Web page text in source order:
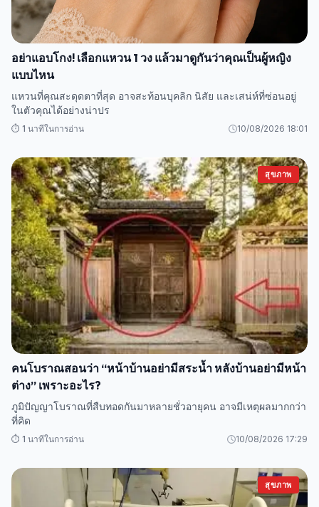
อย่าแอบโกง! เลือกแหวน 1 วง แล้วมาดูกันว่าคุณเป็นผู้หญิง
แบบไหน
แหวนที่คุณสะดุดตาที่สุด อาจสะท้อนบุคลิก นิสัย และเสน่ห์ที่ซ่อนอยู่
ในตัวคุณได้อย่างน่าปร
⏱️ 1 นาทีในการอ่าน 10/08/2026 18:01
สุขภาพ
คนโบราณสอนว่า “หน้าบ้านอย่ามีสระน้ำ หลังบ้านอย่ามีหน้า
ต่าง” เพราะอะไร?
ภูมิปัญญาโบราณที่สืบทอดกันมาหลายชั่วอายุคน อาจมีเหตุผลมากกว่า
ที่คิด
⏱️ 1 นาทีในการอ่าน 10/08/2026 17:29
สุขภาพ